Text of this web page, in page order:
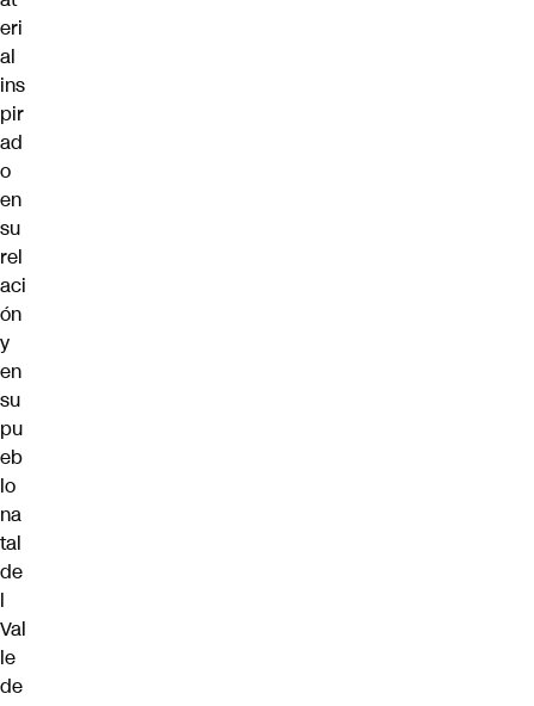
eri
al
ins
pir
ad
o
en
su
rel
aci
ón
y
en
su
pu
eb
lo
na
tal
de
l
Val
le
de